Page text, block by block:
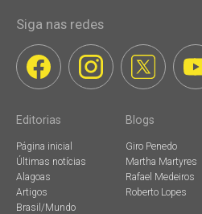
Siga nas redes
Editorias
Página inicial
Últimas notícias
Alagoas
Artigos
Brasil/Mundo
Blogs
Giro Penedo
Martha Martyres
Rafael Medeiros
Roberto Lopes